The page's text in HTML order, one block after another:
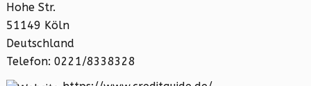
Hohe Str.
51149 Köln
Deutschland
Telefon: 0221/8338328